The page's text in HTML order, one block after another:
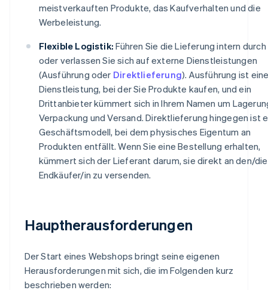
meistverkauften Produkte, das Kaufverhalten und die
Werbeleistung.
Flexible Logistik: Führen Sie die Lieferung intern durch
oder verlassen Sie sich auf externe Dienstleistungen
(Ausführung oder Direktlieferung). Ausführung ist
Dienstleistung, bei der Sie Produkte kaufen, und ein
Drittanbieter kümmert sich in Ihrem Namen um
Verpackung und Versand. Direktlieferung hingegen ist
Geschäftsmodell, bei dem physisches Eigentum an
Produkten entfällt. Wenn Sie eine Bestellung erhalten,
kümmert sich der Lieferant darum, sie direkt an den/die
Endkäufer/in zu versenden.
Hauptherausforderungen
Der Start eines Webshops bringt seine eigenen
Herausforderungen mit sich, die im Folgenden kurz
beschrieben werden: